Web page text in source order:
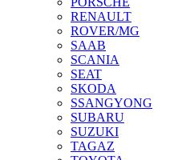
RENAULT
ROVER/MG
SAAB
SCANIA
SEAT
SKODA
SSANGYONG
SUBARU
SUZUKI
TAGAZ